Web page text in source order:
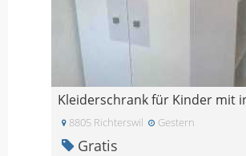
8805 Richterswil Gestern
Gratis